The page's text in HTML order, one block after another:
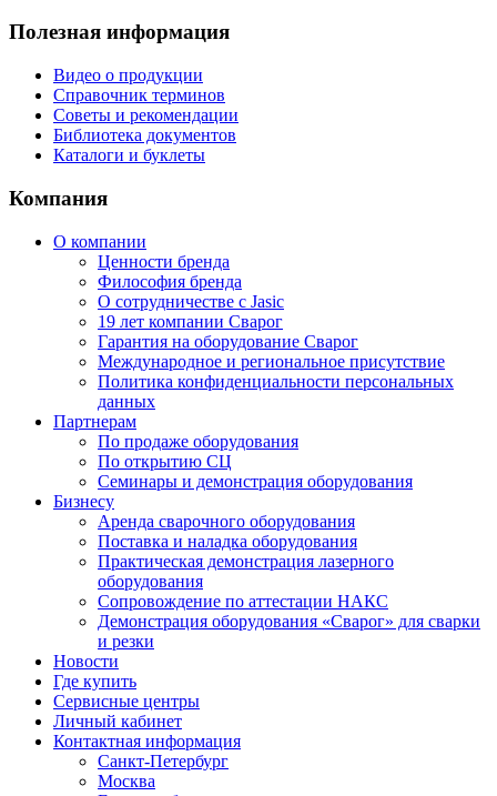
Полезная информация
Видео о продукции
Справочник терминов
Советы и рекомендации
Библиотека документов
Каталоги и буклеты
Компания
О компании
Ценности бренда
Философия бренда
О сотрудничестве с Jasic
19 лет компании Сварог
Гарантия на оборудование Сварог
Международное и региональное присутствие
Политика конфиденциальности персональных
данных
Партнерам
По продаже оборудования
По открытию СЦ
Семинары и демонстрация оборудования
Бизнесу
Аренда сварочного оборудования
Поставка и наладка оборудования
Практическая демонстрация лазерного
оборудования
Сопровождение по аттестации НАКС
Демонстрация оборудования «Сварог» для сварки
и резки
Новости
Где купить
Сервисные центры
Личный кабинет
Контактная информация
Санкт-Петербург
Москва